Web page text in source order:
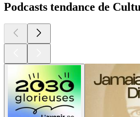
Podcasts tendance de